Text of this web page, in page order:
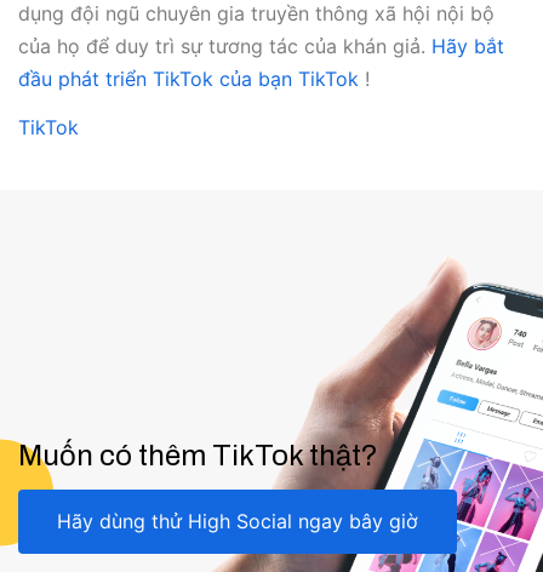
dụng đội ngũ chuyên gia truyền thông xã hội nội bộ
của họ để duy trì sự tương tác của khán giả. Hãy bắt
đầu phát triển TikTok của bạn TikTok !
TikTok
Muốn có thêm TikTok thật?
Hãy dùng thử High Social ngay bây giờ